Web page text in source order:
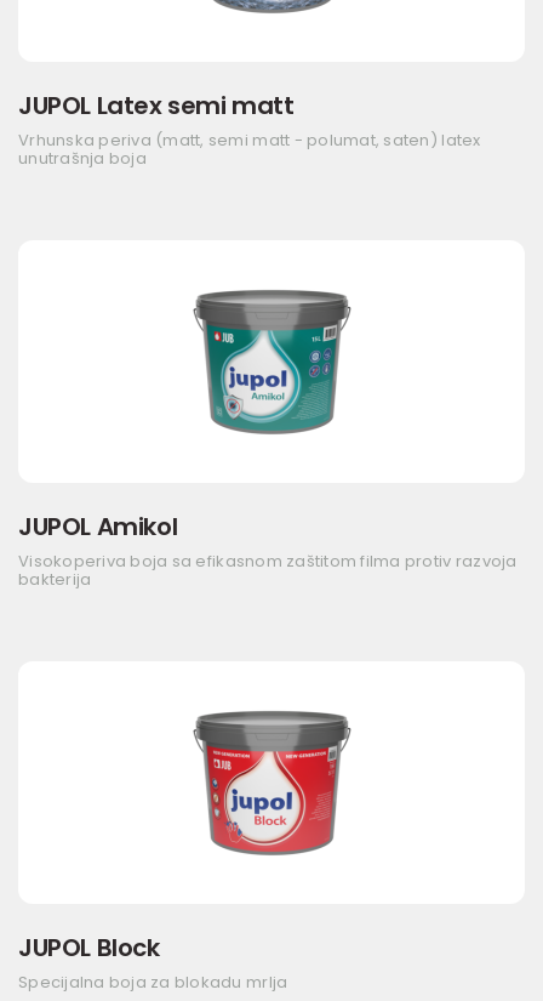
JUPOL Latex semi matt
Vrhunska periva (matt, semi matt - polumat, saten) latex
unutrašnja boja
JUPOL Amikol
Visokoperiva boja sa efikasnom zaštitom filma protiv razvoja
bakterija
JUPOL Block
Specijalna boja za blokadu mrlja